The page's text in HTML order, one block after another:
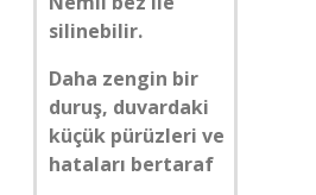
silinebilir.
Daha zengin bir
duruş, duvardaki
küçük pürüzleri ve
hataları bertaraf